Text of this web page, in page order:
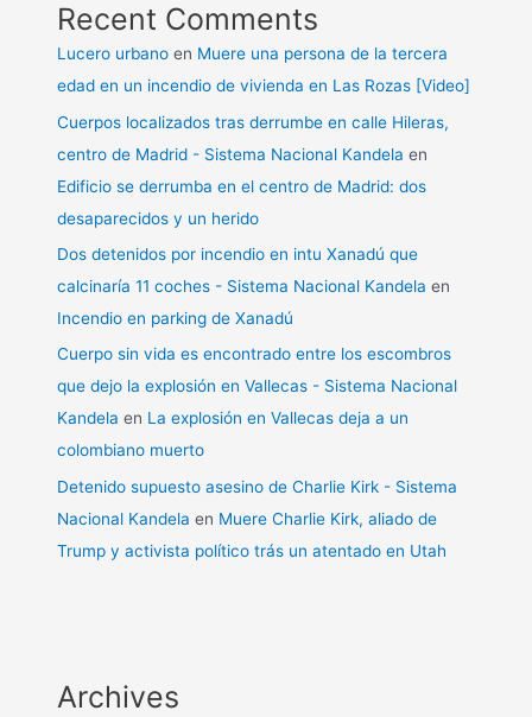
Recent Comments
Lucero urbano en Muere una persona de la tercera
edad en un incendio de vivienda en Las Rozas [Video]
Cuerpos localizados tras derrumbe en calle Hileras,
centro de Madrid - Sistema Nacional Kandela en
Edificio se derrumba en el centro de Madrid: dos
desaparecidos y un herido
Dos detenidos por incendio en intu Xanadú que
calcinaría 11 coches - Sistema Nacional Kandela en
Incendio en parking de Xanadú
Cuerpo sin vida es encontrado entre los escombros
que dejo la explosión en Vallecas - Sistema Nacional
Kandela en La explosión en Vallecas deja a un
colombiano muerto
Detenido supuesto asesino de Charlie Kirk - Sistema
Nacional Kandela en Muere Charlie Kirk, aliado de
Trump y activista político trás un atentado en Utah
Archives